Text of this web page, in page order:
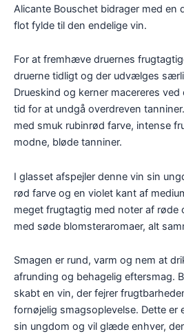
Alicante Bouschet bidrager med en
flot fylde til den endelige vin.
For at fremhæve druernes
druerne tidligt og der udvælges
Drueskind og kerner macereres
tid for at undgå overdreven
med smuk rubinrød farve, intense
modne, bløde tanniner.
I glasset afspejler denne vin sin
rød farve og en violet kant af
meget frugtagtig med noter af røde
med søde blomsteraromaer, alt
Smagen er rund, varm og nem at
afrunding og behagelig eftersmag.
skabt en vin, der fejrer
fornøjelig smagsoplevelse. Dette er
sin ungdom og vil glæde enhver,